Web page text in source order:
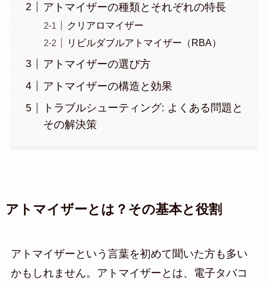
アトマイザーの種類とそれぞれの特長
クリアロマイザー
リビルダブルアトマイザー（RBA）
アトマイザーの選び方
アトマイザーの構造と効果
トラブルシューティング: よくある問題と
その解決策
アトマイザーとは？その基本と役割
アトマイザーという言葉を初めて聞いた方も多い
かもしれません。アトマイザーとは、電子タバコ